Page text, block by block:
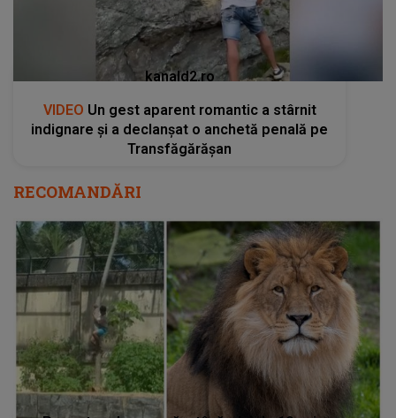
kanald2.ro
VIDEO Un gest aparent romantic a stârnit
indignare și a declanșat o anchetă penală pe
Transfăgărășan
RECOMANDĂRI